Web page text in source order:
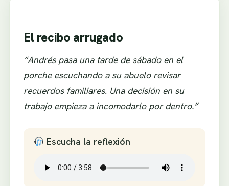
El recibo arrugado
“Andrés pasa una tarde de sábado en el
porche escuchando a su abuelo revisar
recuerdos familiares. Una decisión en su
trabajo empieza a incomodarlo por dentro.”
Escucha la reflexión